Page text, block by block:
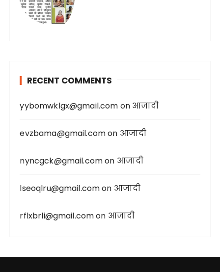
RECENT COMMENTS
yybomwklgx@gmail.com on आजादी
evzbama@gmail.comon आजादी
nyncgck@gmail.comon आजादी
lseoqlru@gmail.comon आजादी
rflxbrli@gmail.comon आजादी